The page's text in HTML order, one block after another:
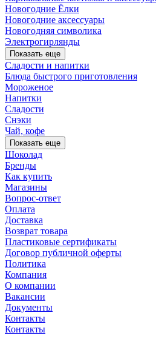
Новогодние Ёлки
Новогодние аксессуары
Новогодняя символика
Электрогирлянды
Показать еще
Сладости и напитки
Блюда быстрого приготовления
Мороженое
Напитки
Сладости
Снэки
Чай, кофе
Показать еще
Шоколад
Бренды
Как купить
Магазины
Вопрос-ответ
Оплата
Доставка
Возврат товара
Пластиковые сертификаты
Договор публичной оферты
Политика
Компания
О компании
Вакансии
Документы
Контакты
Контакты